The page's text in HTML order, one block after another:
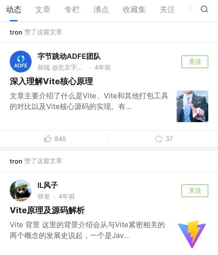
动态 文章 专栏 沸点 收藏集 关注 12
tron 赞了这篇文章
字节跳动ADFE团队
前端 @北京字节跳动科技有限公司 · 4年前
关注
深入理解Vite核心原理
文章主要介绍了什么是Vite、Vite和其他打包工具
的对比以及Vite核心源码的实现。有...
845 37
tron 赞了这篇文章
IL风子
研发 · 4年前
关注
Vite原理及源码解析
Vite 背景 这里的背景介绍会从与Vite紧密相关的
两个概念的发展史说起，一个是Jav...